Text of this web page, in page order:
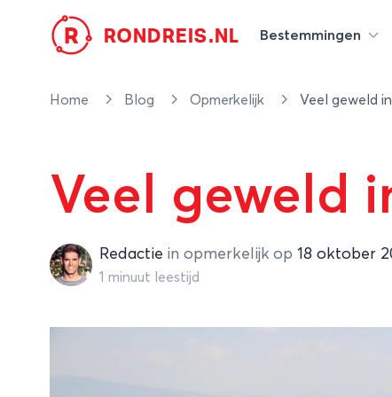
R RONDREIS.NL Bestemmingen
Home Blog Opmerkelijk Veel geweld
Veel geweld
RedactieRedactie in opmerkelijk op 18 oktober
1 minuut leestijd